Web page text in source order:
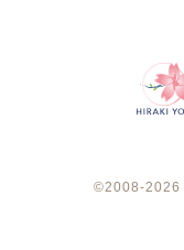
©2008-2026